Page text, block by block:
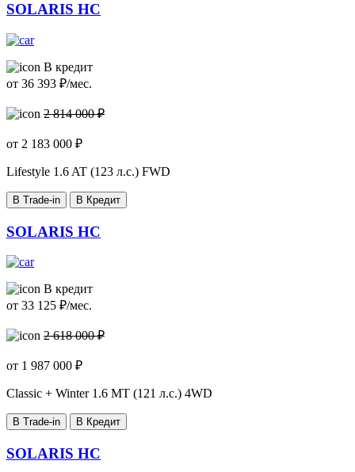
SOLARIS HC
В кредит
от 36 393 ₽/мес.
2 814 000 ₽
от 2 183 000 ₽
Lifestyle 1.6 AT (123 л.с.) FWD
В Trade-in В Кредит
SOLARIS HC
В кредит
от 33 125 ₽/мес.
2 618 000 ₽
от 1 987 000 ₽
Classic + Winter 1.6 MT (121 л.с.) 4WD
В Trade-in В Кредит
SOLARIS HC